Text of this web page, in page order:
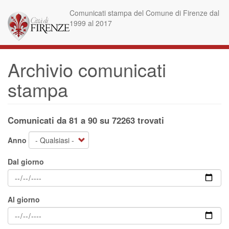
contenuto
principale
Comunicati stampa del Comune di Firenze dal
1999 al 2017
Archivio comunicati
stampa
Comunicati da 81 a 90 su 72263 trovati
Anno
Dal giorno
Al giorno